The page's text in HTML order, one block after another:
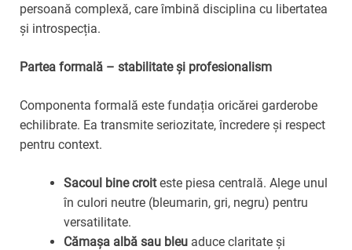
persoană complexă, care îmbină disciplina cu libertatea
și introspecția.
Partea formală – stabilitate și profesionalism
Componenta formală este fundația oricărei garderobe
echilibrate. Ea transmite seriozitate, încredere și respect
pentru context.
Sacoul bine croiteste piesa centrală. Alege unul
în culori neutre (bleumarin, gri, negru) pentru
versatilitate.
Cămașa albă sau bleu aduce claritate și